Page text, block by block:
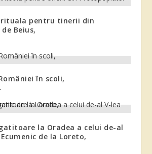
pentru tinerii din
Beius,
în scoli,
la Oradea a celui de-al
de la Loreto,